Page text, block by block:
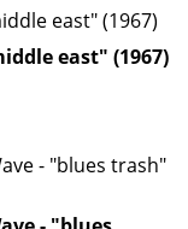
east" (1967)